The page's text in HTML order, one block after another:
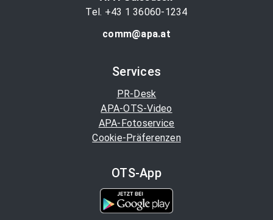
Tel. +43 1 36060-1234
comm@apa.at
Services
PR-Desk
APA-OTS-Video
APA-Fotoservice
Cookie-Präferenzen
OTS-App